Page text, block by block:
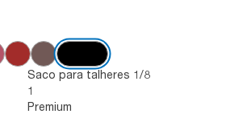
Saco para talheres 1/8
1
Premium